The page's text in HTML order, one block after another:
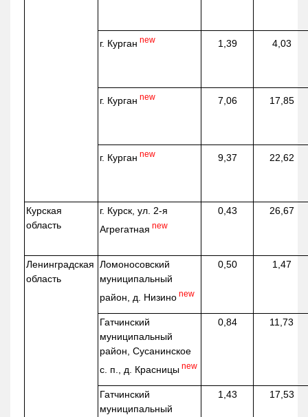
г. Курган new 1,39 4,03
г. Курган new 7,06 17,85
г. Курган new 9,37 22,62
Курская
область
г. Курск, ул. 2-я
Агрегатная new
0,43 26,67
Ленинградская
область
Ломоносовский
муниципальный
район, д. Низино new
0,50 1,47
Гатчинский
муниципальный
район, Сусанинское
с. п., д. Красницы new
0,84 11,73
Гатчинский
муниципальный
1,43 17,53